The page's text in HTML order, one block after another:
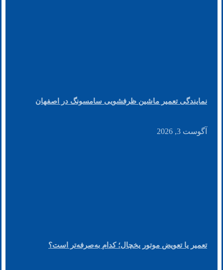
نمایندگی تعمیر ماشین ظرفشویی سامسونگ در اصفهان
آگوست 3, 2026
تعمیر یا تعویض موتور یخچال؛ کدام به‌صرفه‌تر است؟